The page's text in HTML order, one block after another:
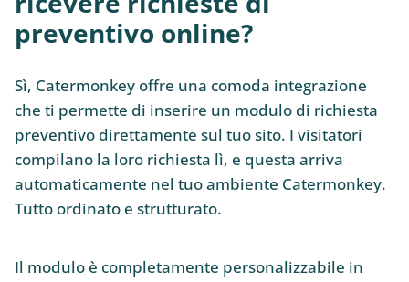
preventivo online?
Sì, Catermonkey offre una comoda integrazione
che ti permette di inserire un modulo di richiesta
preventivo direttamente sul tuo sito. I visitatori
compilano la loro richiesta lì, e questa arriva
automaticamente nel tuo ambiente Catermonkey.
Tutto ordinato e strutturato.
Il modulo è completamente personalizzabile in